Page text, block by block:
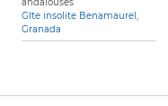
andalouses
Gîte insolite Benamaurel,
Granada